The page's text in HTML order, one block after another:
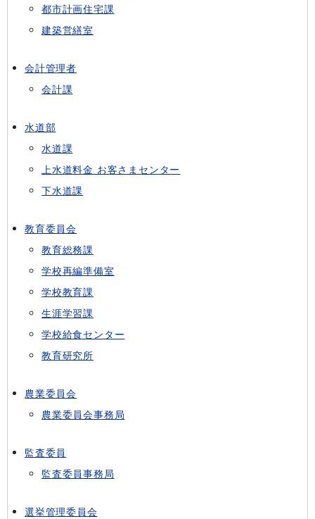
都市計画住宅課
建築営繕室
会計管理者
会計課
水道部
水道課
上水道料金 お客さまセンター
下水道課
教育委員会
教育総務課
学校再編準備室
学校教育課
生涯学習課
学校給食センター
教育研究所
農業委員会
農業委員会事務局
監査委員
監査委員事務局
選挙管理委員会